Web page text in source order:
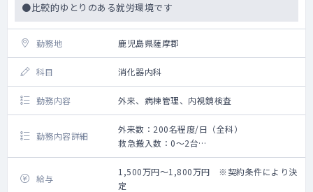
●比較的ゆとりのある就労環境です
勤務地 鹿児島県薩摩郡
科目 消化器内科
勤務内容 外来、病棟管理、内視鏡検査
勤務内容詳細
外来数：200名程度/日（全科）
救急搬入数：0～2台
外来診察
病棟管理
内視鏡検査（上下部）※上部検査のみでも採
給与
1,500万円～1,800万円 ※契約条件により決
定